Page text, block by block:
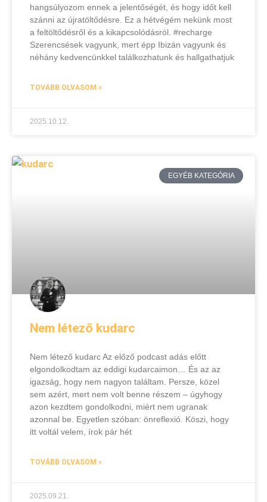
hangsúlyozom ennek a jelentőségét, és hogy időt kell
szánni az újratöltődésre. Ez a hétvégém nekünk most
a feltöltődésről és a kikapcsolódásról. #recharge
Szerencsések vagyunk, mert épp Ibizán vagyunk és
néhány kedvencünkkel találkozhatunk és hallgathatjuk
TOVÁBB OLVASOM »
2025.10.12.
EGYÉB KATEGÓRIA
Nem létező kudarc
Nem létező kudarc Az előző podcast adás előtt
elgondolkodtam az eddigi kudarcaimon… És az az
igazság, hogy nem nagyon találtam. Persze, közel
sem azért, mert nem volt benne részem – úgyhogy
azon kezdtem gondolkodni, miért nem ugranak
azonnal be. Egyetlen szóban: önreflexió. Köszi, hogy
itt voltál velem, írok pár hét
TOVÁBB OLVASOM »
2025.09.21.